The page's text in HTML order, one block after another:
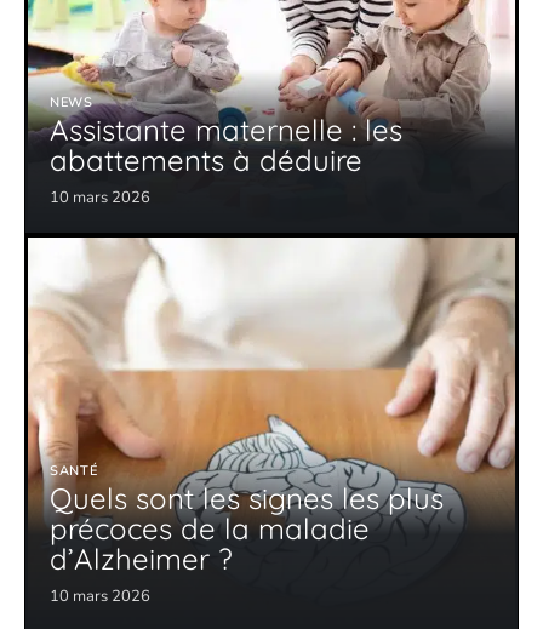
NEWS
Assistante maternelle : les
abattements à déduire
10 mars 2026
SANTÉ
Quels sont les signes les plus
précoces de la maladie
d’Alzheimer ?
10 mars 2026